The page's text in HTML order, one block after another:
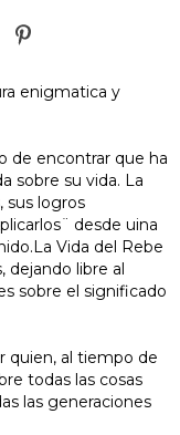
enigmatica y
de encontrar que ha
sobre su vida. La
sus logros
desde uina
Vida del Rebe
dejando libre al
sobre el significado
quien, al tiempo de
todas las cosas
las generaciones